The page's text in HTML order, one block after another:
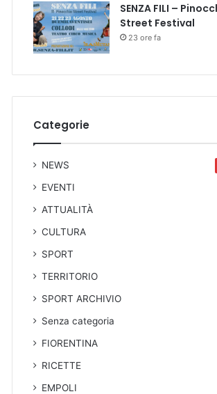
SENZA FILI –
Street Festival
23 ore fa
Categorie
NEWS
EVENTI
ATTUALITÀ
CULTURA
SPORT
TERRITORIO
SPORT ARCHIVIO
Senza categoria
FIORENTINA
RICETTE
EMPOLI